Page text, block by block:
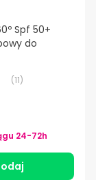
Spf 50+
do
(11)
24-72h